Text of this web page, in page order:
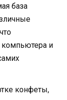
база
компьютера и
конфеты,